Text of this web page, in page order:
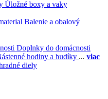
Úložné boxy a vaky
Balenie a obalový
Doplnky do domácnosti
hodiny a budíky ... viac
diely